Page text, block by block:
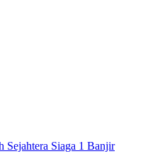
Sejahtera Siaga 1 Banjir